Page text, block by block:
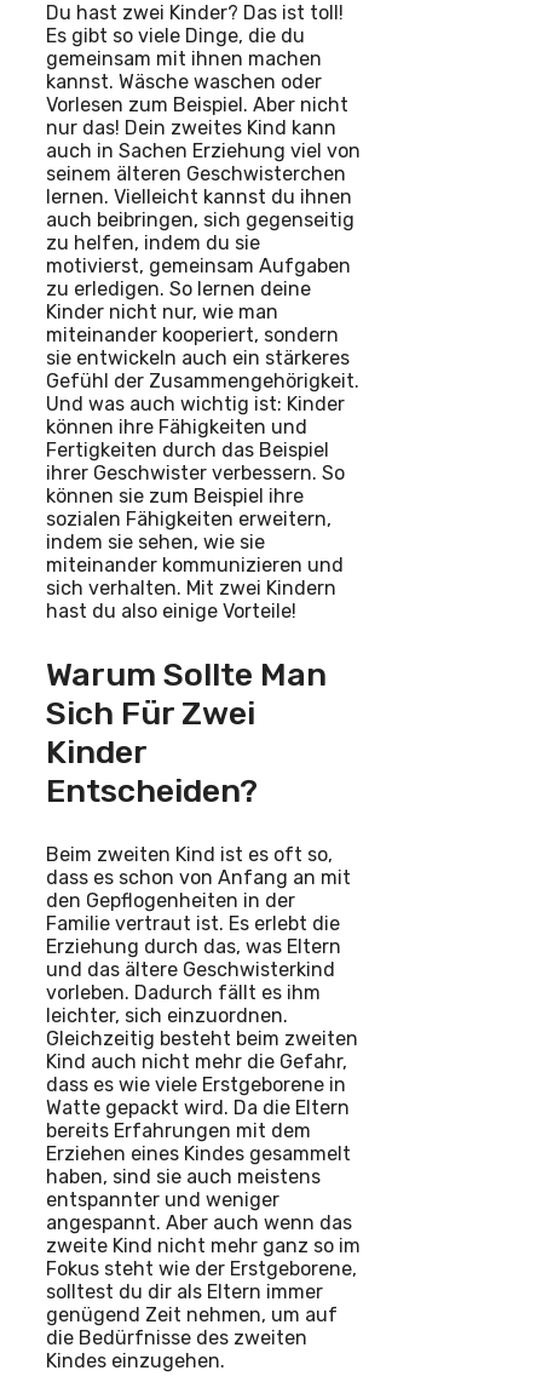
Du hast zwei Kinder? Das ist toll!
Es gibt so viele Dinge, die du
gemeinsam mit ihnen machen
kannst. Wäsche waschen oder
Vorlesen zum Beispiel. Aber nicht
nur das! Dein zweites Kind kann
auch in Sachen Erziehung viel von
seinem älteren Geschwisterchen
lernen. Vielleicht kannst du ihnen
auch beibringen, sich gegenseitig
zu helfen, indem du sie
motivierst, gemeinsam Aufgaben
zu erledigen. So lernen deine
Kinder nicht nur, wie man
miteinander kooperiert, sondern
sie entwickeln auch ein stärkeres
Gefühl der Zusammengehörigkeit.
Und was auch wichtig ist: Kinder
können ihre Fähigkeiten und
Fertigkeiten durch das Beispiel
ihrer Geschwister verbessern. So
können sie zum Beispiel ihre
sozialen Fähigkeiten erweitern,
indem sie sehen, wie sie
miteinander kommunizieren und
sich verhalten. Mit zwei Kindern
hast du also einige Vorteile!
Warum Sollte Man
Sich Für Zwei
Kinder
Entscheiden?
Beim zweiten Kind ist es oft so,
dass es schon von Anfang an mit
den Gepflogenheiten in der
Familie vertraut ist. Es erlebt die
Erziehung durch das, was Eltern
und das ältere Geschwisterkind
vorleben. Dadurch fällt es ihm
leichter, sich einzuordnen.
Gleichzeitig besteht beim zweiten
Kind auch nicht mehr die Gefahr,
dass es wie viele Erstgeborene in
Watte gepackt wird. Da die Eltern
bereits Erfahrungen mit dem
Erziehen eines Kindes gesammelt
haben, sind sie auch meistens
entspannter und weniger
angespannt. Aber auch wenn das
zweite Kind nicht mehr ganz so im
Fokus steht wie der Erstgeborene,
solltest du dir als Eltern immer
genügend Zeit nehmen, um auf
die Bedürfnisse des zweiten
Kindes einzugehen.